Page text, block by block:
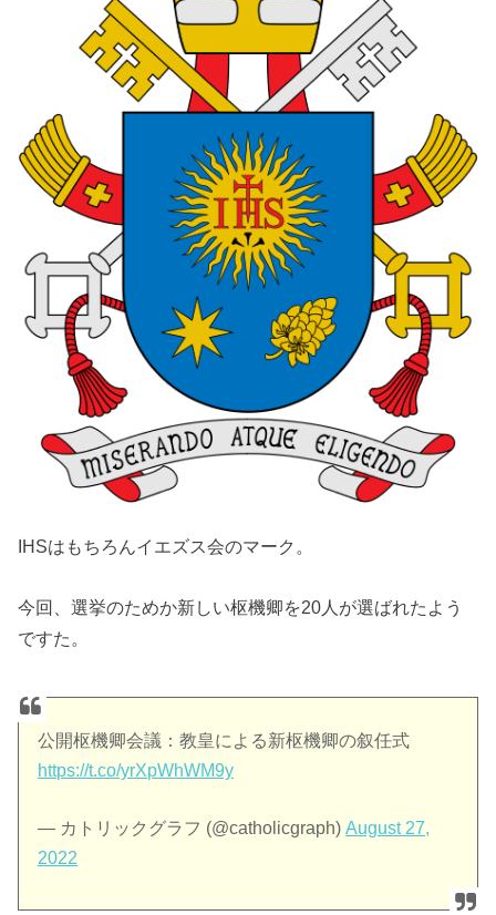
IHSはもちろんイエズス会のマーク。
今回、選挙のためか新しい枢機卿を20人が選ばれたよう
ですた。
公開枢機卿会議：教皇による新枢機卿の叙任式
https://t.co/yrXpWhWM9y
— カトリックグラフ (@catholicgraph)August 27,
2022